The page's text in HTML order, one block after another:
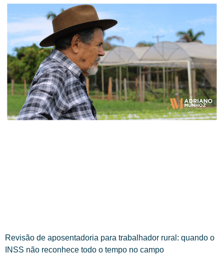
Revisão de aposentadoria para trabalhador rural: quando o
INSS não reconhece todo o tempo no campo